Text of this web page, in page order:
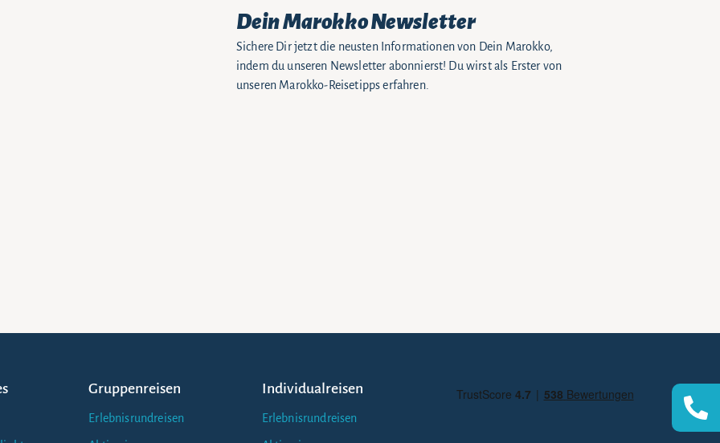
Dein Marokko Newsletter
Sichere Dir jetzt die neusten Informationen von Dein Marokko,
indem du unseren Newsletter abonnierst! Du wirst als Erster von
unseren Marokko-Reisetipps erfahren.
Gruppenreisen
Erlebnisrundreisen
Individualreisen
Erlebnisrundreisen